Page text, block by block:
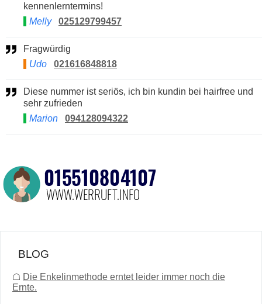
kennenlerntermins!
Melly
025129799457
Fragwürdig
Udo
021616848818
Diese nummer ist seriös, ich bin kundin bei hairfree und
sehr zufrieden
Marion
094128094322
BLOG
☖ Die Enkelinmethode erntet leider immer noch die
Ernte.